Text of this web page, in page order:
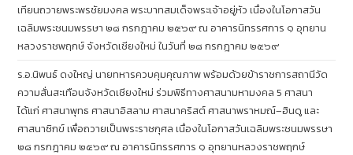
เทียนถวายพระพรชัยมงคล พระบาทสมเด็จพระเจ้าอยู่หัว เนื่องในโอกาสวัน
เฉลิมพระชนมพรรษา ๒๘ กรกฎาคม ๒๕๖๙ ณ อาคารนิทรรศการ ๑ อุทยาน
หลวงราชพฤกษ์ จังหวัดเชียงใหม่ ในวันที่ ๒๘ กรกฎาคม ๒๕๖๙
ร.อ.นิพนธ์ ดงใหญ่ นายทหารควบคุมคุณภาพ พร้อมด้วยข้าราชการสถานีวัด
ความสั่นสะเทือนจังหวัดเชียงใหม่ ร่วมพิธีทางศาสนามหามงคล 5 ศาสนา
ได้แก่ ศาสนาพุทธ ศาสนาอิสลาม ศาสนาคริสต์ ศาสนาพราหมณ์–ฮินดู และ
ศาสนาซิกข์ เพื่อถวายเป็นพระราชกุศล เนื่องในโอกาสวันเฉลิมพระชนมพรรษา
๒๘ กรกฎาคม ๒๕๖๙ ณ อาคารนิทรรศการ ๑ อุทยานหลวงราชพฤกษ์